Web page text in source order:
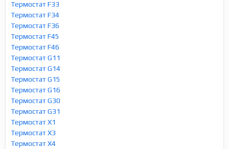
Термостат F33
Термостат F34
Термостат F36
Термостат F45
Термостат F46
Термостат G11
Термостат G14
Термостат G15
Термостат G16
Термостат G30
Термостат G31
Термостат X1
Термостат X3
Термостат X4